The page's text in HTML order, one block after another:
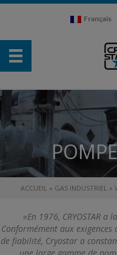
Français
ACCUEIL » GAS INDUSTRIEL »
«En 1976, CRYOSTAR
Conformément aux
de fiabilité, Cryostar a
une large gamme de